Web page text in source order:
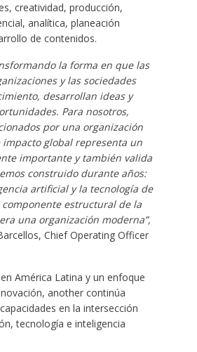
creatividad, producción,
analítica, planeación
de contenidos.
la forma en que las
y las sociedades
desarrollan ideas y
Para nosotros,
por una organización
impacto global representa un
importante y también valida
construido durante años:
artificial y la tecnología de
componente estructural de la
una organización moderna”,
Chief Operating Officer
América Latina y un enfoque
another continúa
en la intersección
tecnología e inteligencia